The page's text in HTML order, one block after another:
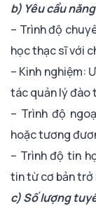
b) Yêu cầu
– Trình độ
học thạc sĩ với
– Kinh nghiệm:
tác quản lý đào
– Trình độ
hoặc tương
– Trình độ tin
tin từ cơ bản trở
c) Số lượng